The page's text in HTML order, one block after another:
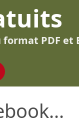
PDF et